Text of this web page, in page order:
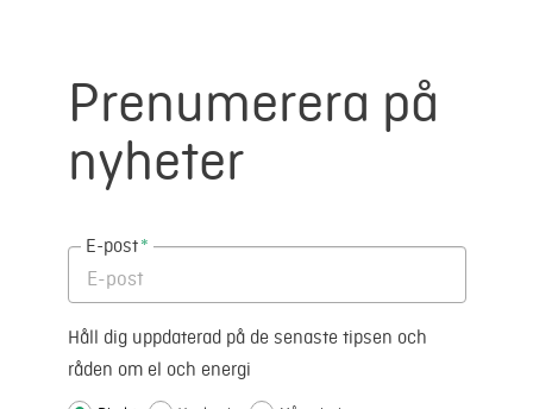
Prenumerera på
nyheter
E-post*
Håll dig uppdaterad på de senaste tipsen och
råden om el och energi